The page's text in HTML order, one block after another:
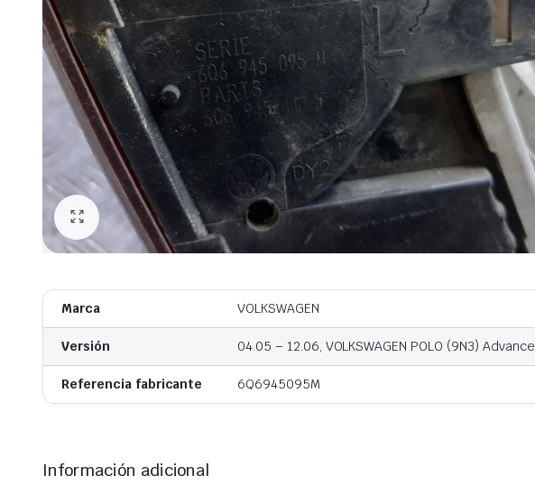
Marca VOLKSWAGEN
Versión 04.05 – 12.06, VOLKSWAGEN POLO (9N3) Advance
Referencia fabricante 6Q6945095M
Información adicional